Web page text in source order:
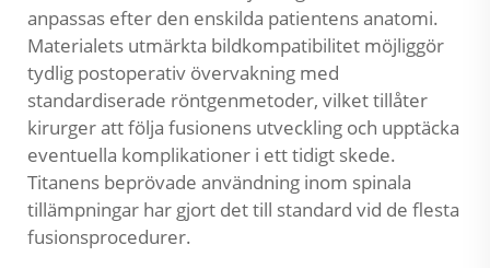
anpassas efter den enskilda patientens anatomi.
Materialets utmärkta bildkompatibilitet möjliggör
tydlig postoperativ övervakning med
standardiserade röntgenmetoder, vilket tillåter
kirurger att följa fusionens utveckling och upptäcka
eventuella komplikationer i ett tidigt skede.
Titanens beprövade användning inom spinala
tillämpningar har gjort det till standard vid de flesta
fusionsprocedurer.